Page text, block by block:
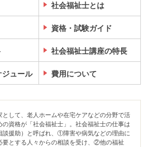
社会福祉士とは
資格・試験ガイド
社会福祉士講座の特長
ジュール 費用について
として、老人ホームや在宅ケアなどの分野で活
資格が「社会福祉士」。社会福祉士の仕事は
談援助）と呼ばれ、①障害や病気などの理由に
要とする人々からの相談を受け、②他の福祉